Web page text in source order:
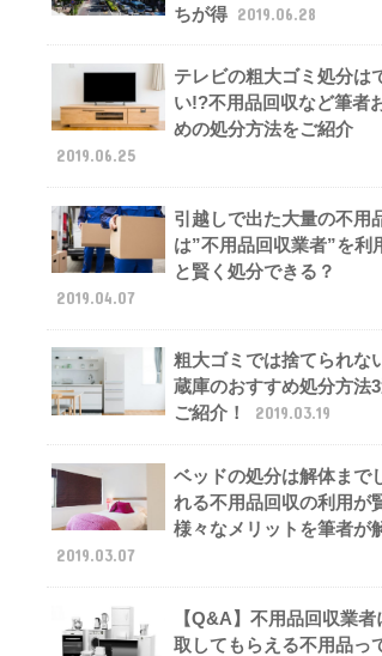
ちが得 2019.06.28
テレビの粗大ゴミ処分は
い!?不用品回収など筆者
めの処分方法をご紹介
2019.06.25
引越しで出た大量の不用
は”不用品回収業者”を利
と賢く処分できる？
2019.04.07
粗大ゴミでは捨てられな
蔵庫のおすすめ処分方法
ご紹介！
2019.03.19
ベッドの処分は解体まで
れる不用品回収の利用が
様々なメリットを筆者が
2019.03.07
【Q&A】不用品回収業者
取してもらえる不用品っ